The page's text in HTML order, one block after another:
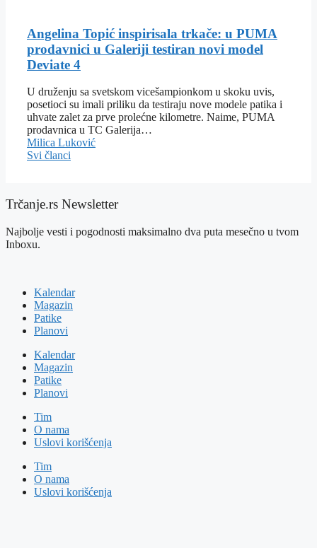
Angelina Topić inspirisala trkače: u PUMA
prodavnici u Galeriji testiran novi model
Deviate 4
U druženju sa svetskom vicešampionkom u skoku uvis,
posetioci su imali priliku da testiraju nove modele patika i
uhvate zalet za prve prolećne kilometre. Naime, PUMA
prodavnica u TC Galerija…
Milica Luković
Svi članci
Trčanje.rs Newsletter
Najbolje vesti i pogodnosti maksimalno dva puta mesečno u tvom
Inboxu.
Kalendar
Magazin
Patike
Planovi
Kalendar
Magazin
Patike
Planovi
Tim
O nama
Uslovi korišćenja
Tim
O nama
Uslovi korišćenja